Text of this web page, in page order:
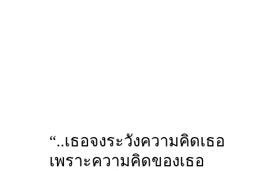
“..เธอจงระวังความคิดเธอ
เพราะความคิดของเธอ